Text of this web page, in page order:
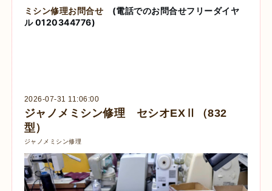
ミシン修理お問合せ
(電話でのお問合せフリーダイヤ
ル 0120344776)
2026-07-31 11:06:00
ジャノメミシン修理 セシオEXⅡ（832
型）
ジャノメミシン修理